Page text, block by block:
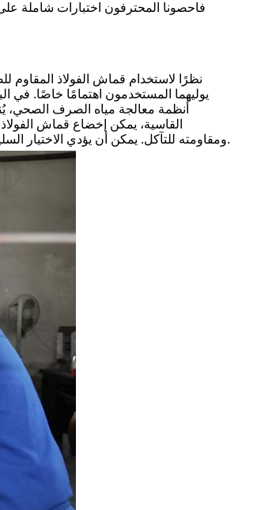
نظرًا لاستخدام قماش الفولاذ المقاوم
يوليهما المستخدمون اهتمامًا خاصًا. في
القاسية، يمكن إخضاع قماش
ومقاومته للتآكل. يمكن أن يؤدي الاختيار السليم للمواد المناسبة والإجراءات الوقائية إلى تحسين عمر خدمة واستقرار لفة دقة 1-500 شبكة لفافة بشكل كبير.